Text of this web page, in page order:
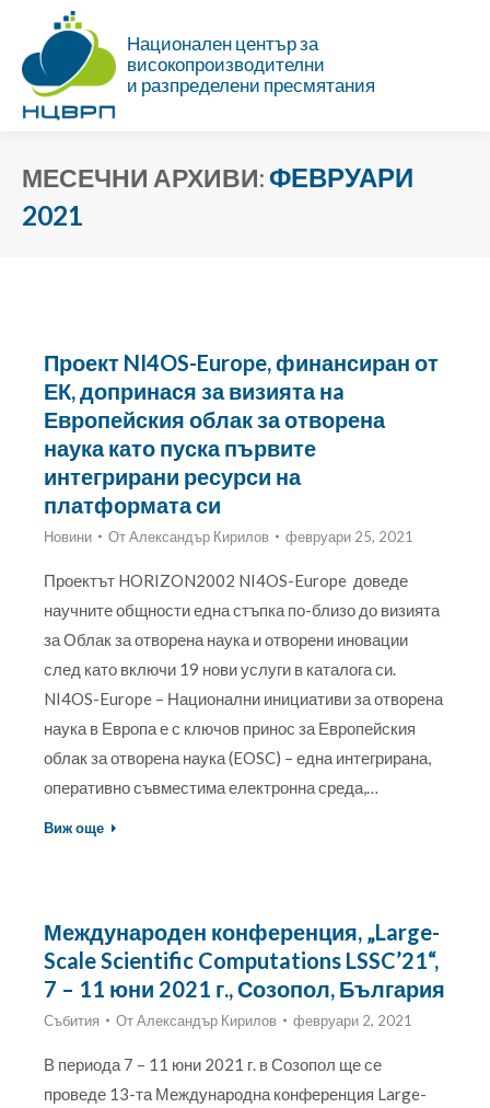
Национален център за
високопроизводителни
и разпределени пресмятания
МЕСЕЧНИ АРХИВИ:ФЕВРУАРИ
2021
Проект NI4OS-Europe, финансиран от
ЕК, допринася за визията нa
Европейския облак за отворена
наука като пуска първите
интегрирани ресурси на
платформата си
Новини ОтАлександър Кирилов февруари 25, 2021
Проектът HORIZON2002 NI4OS-Europe доведе
научните общности една стъпка по-близо до визията
за Облак за отворена наука и отворени иновации
след като включи 19 нови услуги в каталога си.
NI4OS-Europe – Национални инициативи за отворена
наука в Европа е с ключов принос за Европейския
облак за отворена наука (EOSC) – една интегрирана,
оперативно съвместима електронна среда,…
Виж още
Международен конференция, „Large-
Scale Scientific Computations LSSC’21“,
7 – 11 юни 2021 г., Созопол, България
Събития ОтАлександър Кирилов февруари 2, 2021
В периода 7 – 11 юни 2021 г. в Созопол ще се
проведе 13-та Международна конференция Large-